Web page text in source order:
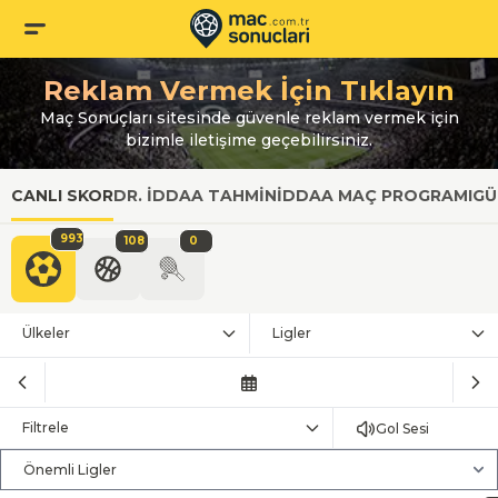
Reklam Vermek İçin Tıklayın
Maç Sonuçları sitesinde güvenle reklam vermek için
bizimle iletişime geçebilirsiniz.
CANLI SKORDR. İDDAA TAHMINİDDAA MAÇ PROGRAMI
993 108 0
Ülkeler Ligler
Filtrele Gol Sesi